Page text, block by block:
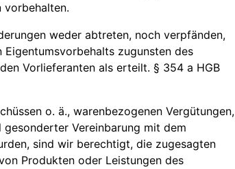
vorbehalten.
weder abtreten, noch verpfänden,
zugunsten des
Vorlieferanten als erteilt. § 354 a HGB
o. ä., warenbezogenen Vergütungen,
Vereinbarung mit dem
sind wir berechtigt, die zugesagten
Produkten oder Leistungen des